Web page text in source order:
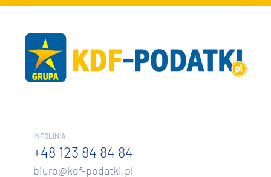
INFOLINIA
+48 123 84 84 84
biuro@kdf-podatki.pl